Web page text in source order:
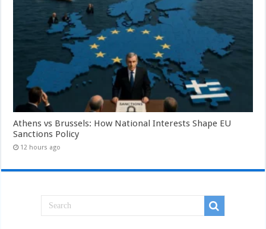
Athens vs Brussels: How National Interests Shape EU
Sanctions Policy
12 hours ago